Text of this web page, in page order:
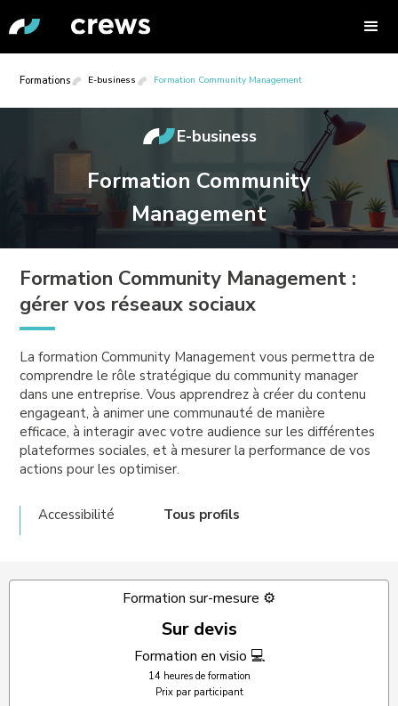
Formations E-business Formation Community Management
E-business
Formation Community
Management
Formation Community Management :
gérer vos réseaux sociaux
La formation Community Management vous permettra de
comprendre le rôle stratégique du community manager
dans une entreprise. Vous apprendrez à créer du contenu
engageant, à animer une communauté de manière
efficace, à interagir avec votre audience sur les différentes
plateformes sociales, et à mesurer la performance de vos
actions pour les optimiser.
Accessibilité Tous profils
Formation sur-mesure ⚙️
Sur devis
Formation en visio 💻
14 heures de formation
Prix par participant